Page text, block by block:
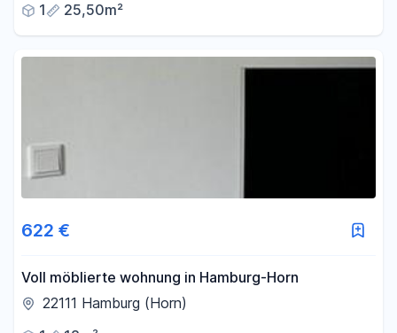
1
25,50m²
622 €
Voll möblierte wohnung in Hamburg-Horn
22111 Hamburg (Horn)